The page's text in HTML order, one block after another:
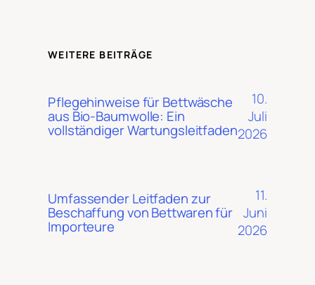
WEITERE BEITRÄGE
Pflegehinweise für Bettwäsche
aus Bio-Baumwolle: Ein
vollständiger Wartungsleitfaden
10.
Juli
2026
Umfassender Leitfaden zur
Beschaffung von Bettwaren für
Importeure
11.
Juni
2026